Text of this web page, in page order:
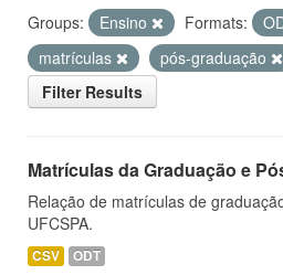
Groups: Ensino Formats:
matrículas
pós-graduação
Filter Results
Matrículas da Graduação e
Relação de matrículas de
UFCSPA.
CSV ODT